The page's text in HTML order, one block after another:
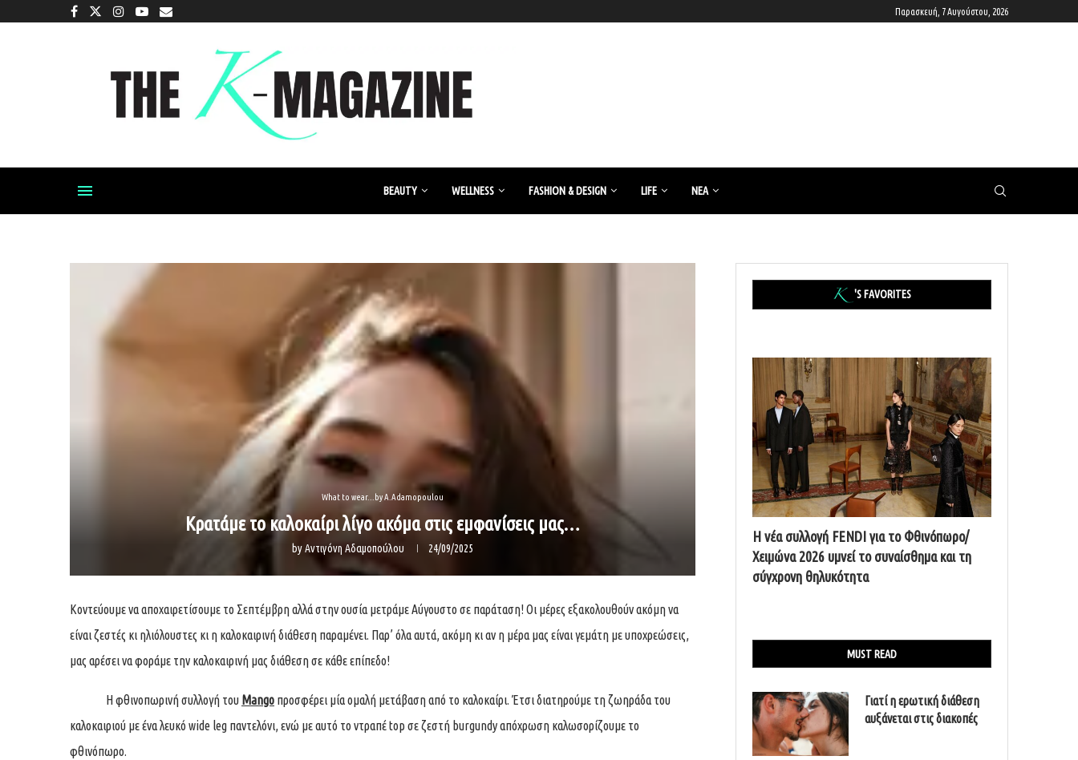
Παρασκευή, 7 Αυγούστου, 2026
BEAUTY WELLNESS FASHION & DESIGN LIFE ΝΈΑ
What to wear...by A.Adamopoulou
Κρατάμε το καλοκαίρι λίγο ακόμα στις εμφανίσεις μας…
byΑντιγόνη Αδαμοπούλου 24/09/2025
Κοντεύουμε να αποχαιρετίσουμε το Σεπτέμβρη αλλά στην ουσία μετράμε Αύγουστο σε παράταση! Οι μέρες εξακολουθούν ακόμη να
είναι ζεστές κι ηλιόλουστες κι η καλοκαιρινή διάθεση παραμένει. Παρ’ όλα αυτά, ακόμη κι αν η μέρα μας είναι γεμάτη με υποχρεώσεις,
μας αρέσει να φοράμε την καλοκαιρινή μας διάθεση σε κάθε επίπεδο!
Η φθινοπωρινή συλλογή του Mango προσφέρει μία ομαλή μετάβαση από το καλοκαίρι. Έτσι διατηρούμε τη ζωηράδα του
καλοκαιριού με ένα λευκό wide leg παντελόνι, ενώ με αυτό το ντραπέ top σε ζεστή burgundy απόχρωση καλωσορίζουμε το
φθινόπωρο.
'S FAVORITES
Η νέα συλλογή FENDI για το Φθινόπωρο/
Χειμώνα 2026 υμνεί το συναίσθημα και τη
σύγχρονη θηλυκότητα
MUST READ
Γιατί η ερωτική διάθεση
αυξάνεται στις διακοπές